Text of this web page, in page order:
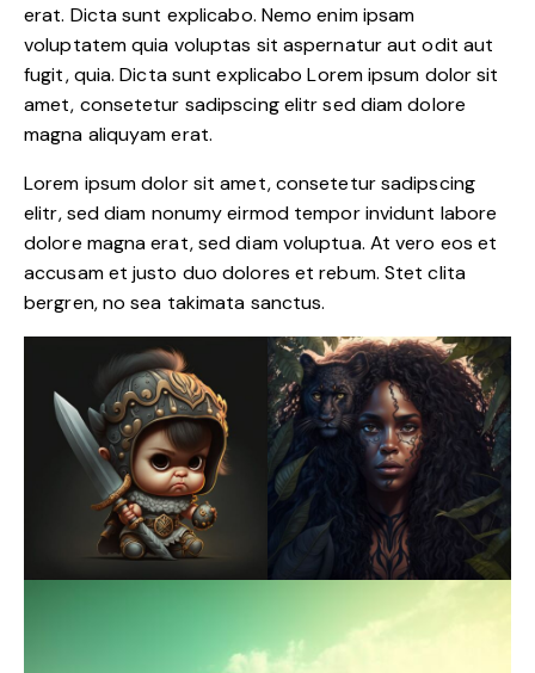
erat. Dicta sunt explicabo. Nemo enim ipsam
voluptatem quia voluptas sit aspernatur aut odit aut
fugit, quia. Dicta sunt explicabo Lorem ipsum dolor sit
amet, consetetur sadipscing elitr sed diam dolore
magna aliquyam erat.
Lorem ipsum dolor sit amet, consetetur sadipscing
elitr, sed diam nonumy eirmod tempor invidunt labore
dolore magna erat, sed diam voluptua. At vero eos et
accusam et justo duo dolores et rebum. Stet clita
bergren, no sea takimata sanctus.